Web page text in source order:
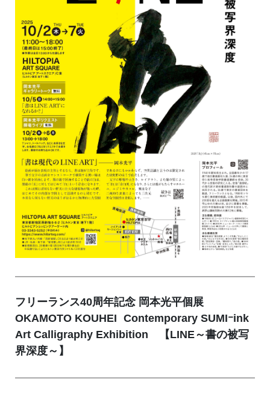
フリーランス40周年記念 岡本光平個展
OKAMOTO KOUHEI Contemporary SUMIｰink
Art Calligraphy Exhibition 【LINE～書の被写
界深度～】